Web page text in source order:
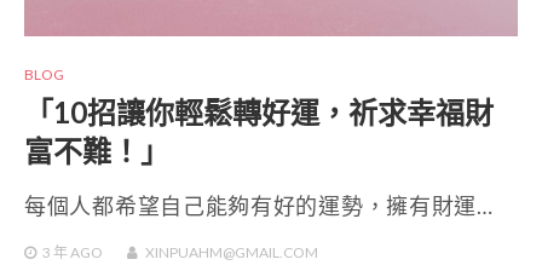
BLOG
「10招讓你輕鬆轉好運，祈求幸福財
富不難！」
每個人都希望自己能夠有好的運勢，擁有財運…
3 年 AGO XINPUAHM@GMAIL.COM